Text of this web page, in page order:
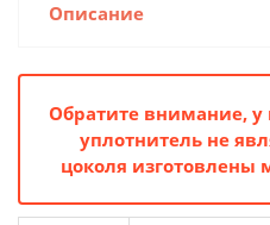
Описание
Обратите внимание, у
уплотнитель не
цоколя изготовлены